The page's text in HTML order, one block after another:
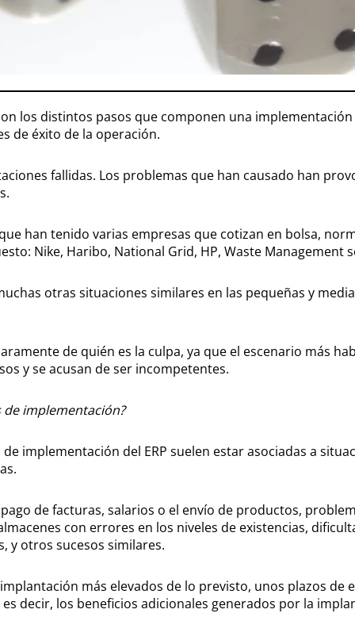
los distintos pasos que componen una implementación
de éxito de la operación.
fallidas. Los problemas que han causado han
han tenido varias empresas que cotizan en bolsa,
Nike, Haribo, National Grid, HP, Waste Management
otras situaciones similares en las pequeñas y
de quién es la culpa, ya que el escenario más
y se acusan de ser incompetentes.
de implementación?
implementación del ERP suelen estar asociadas a
de facturas, salarios o el envío de productos,
con errores en los niveles de existencias,
y otros sucesos similares.
más elevados de lo previsto, unos plazos
decir, los beneficios adicionales generados por la